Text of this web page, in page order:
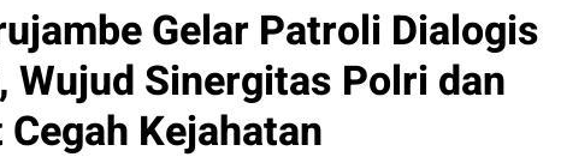
Gelar Patroli Dialogis
Wujud Sinergitas Polri dan
Kejahatan